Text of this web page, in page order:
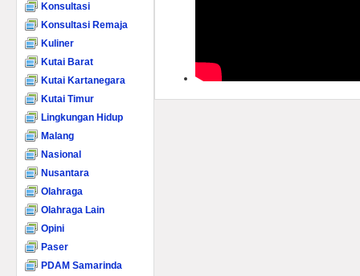
Konsultasi
Konsultasi Remaja
Kuliner
Kutai Barat
Kutai Kartanegara
Kutai Timur
Lingkungan Hidup
Malang
Nasional
Nusantara
Olahraga
Olahraga Lain
Opini
Paser
PDAM Samarinda